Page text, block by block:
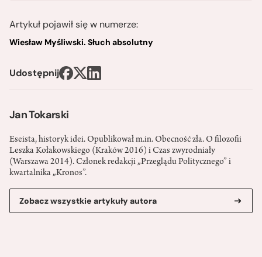
Jan Tokarski
Eseista, historyk idei. Opublikował m.in. Obecność zła. O filozofii
Leszka Kołakowskiego (Kraków 2016) i Czas zwyrodniały
(Warszawa 2014). Członek redakcji „Przeglądu Politycznego” i
kwartalnika „Kronos”.
Zobacz wszystkie artykuły autora
Artykuł pojawił się w numerze:
Wiesław Myśliwski. Słuch absolutny
Udostępnij